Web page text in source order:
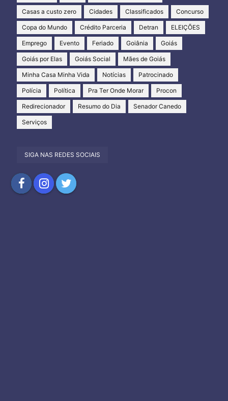
Casas a custo zero Cidades Classificados Concurso
Copa do Mundo Crédito Parceria Detran ELEIÇÕES
Emprego Evento Feriado Goiânia Goiás
Goiás por Elas Goiás Social Mães de Goiás
Minha Casa Minha Vida Notícias Patrocinado
Polícia Política Pra Ter Onde Morar Procon
Redirecionador Resumo do Dia Senador Canedo
Serviços
SIGA NAS REDES SOCIAIS